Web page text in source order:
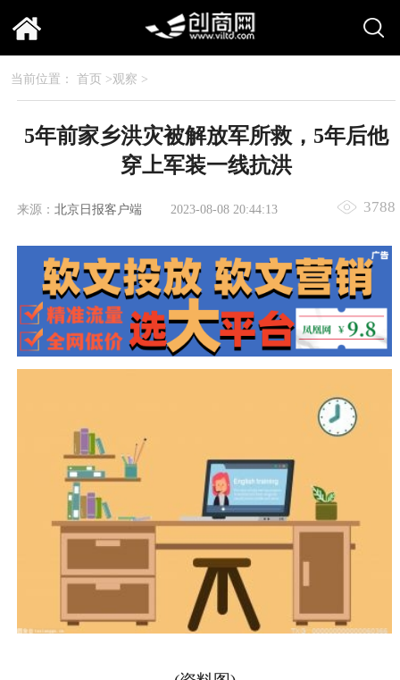
当前位置： 首页 >观察 >
5年前家乡洪灾被解放军所救，5年后他
穿上军装一线抗洪
来源： 北京日报客户端 2023-08-08 20:44:13 3788